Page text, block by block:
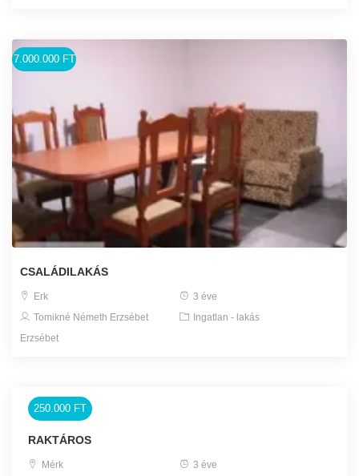
7.000.000 FT
CSALÁDILAKÁS
Erk
3 éve
Tomikné Németh Erzsébet
Erzsébet
Ingatlan - lakás
250.000 FT
RAKTÁROS
Mérk
3 éve